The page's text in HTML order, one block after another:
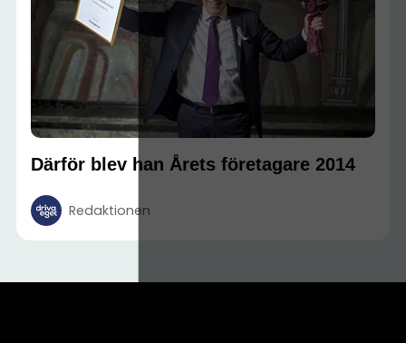
Därför blev han Årets företagare 2014
Redaktionen